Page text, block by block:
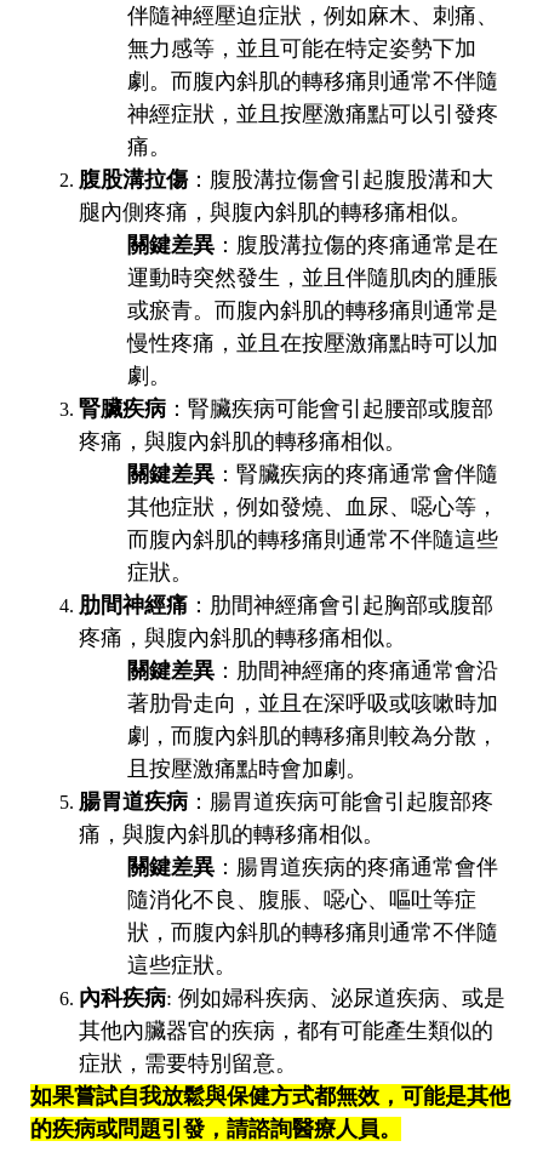
伴隨神經壓迫症狀，例如麻木、刺痛、
無力感等，並且可能在特定姿勢下加
劇。而腹內斜肌的轉移痛則通常不伴隨
神經症狀，並且按壓激痛點可以引發疼
痛。
腹股溝拉傷：腹股溝拉傷會引起腹股溝和大
腿內側疼痛，與腹內斜肌的轉移痛相似。
關鍵差異 ：腹股溝拉傷的疼痛通常是在
運動時突然發生，並且伴隨肌肉的腫脹
或瘀青。而腹內斜肌的轉移痛則通常是
慢性疼痛，並且在按壓激痛點時可以加
劇。
腎臟疾病 ：腎臟疾病可能會引起腰部或腹部
疼痛，與腹內斜肌的轉移痛相似。
關鍵差異 ：腎臟疾病的疼痛通常會伴隨
其他症狀，例如發燒、血尿、噁心等，
而腹內斜肌的轉移痛則通常不伴隨這些
症狀。
肋間神經痛 ：肋間神經痛會引起胸部或腹部
疼痛，與腹內斜肌的轉移痛相似。
關鍵差異 ：肋間神經痛的疼痛通常會沿
著肋骨走向，並且在深呼吸或咳嗽時加
劇，而腹內斜肌的轉移痛則較為分散，
且按壓激痛點時會加劇。
腸胃道疾病 ：腸胃道疾病可能會引起腹部疼
痛，與腹內斜肌的轉移痛相似。
關鍵差異 ：腸胃道疾病的疼痛通常會伴
隨消化不良、腹脹、噁心、嘔吐等症
狀，而腹內斜肌的轉移痛則通常不伴隨
這些症狀。
內科疾病: 例如婦科疾病、泌尿道疾病、或是
其他內臟器官的疾病，都有可能產生類似的
症狀，需要特別留意。
如果嘗試自我放鬆與保健方式都無效，可能是其他
的疾病或問題引發，請諮詢醫療人員。